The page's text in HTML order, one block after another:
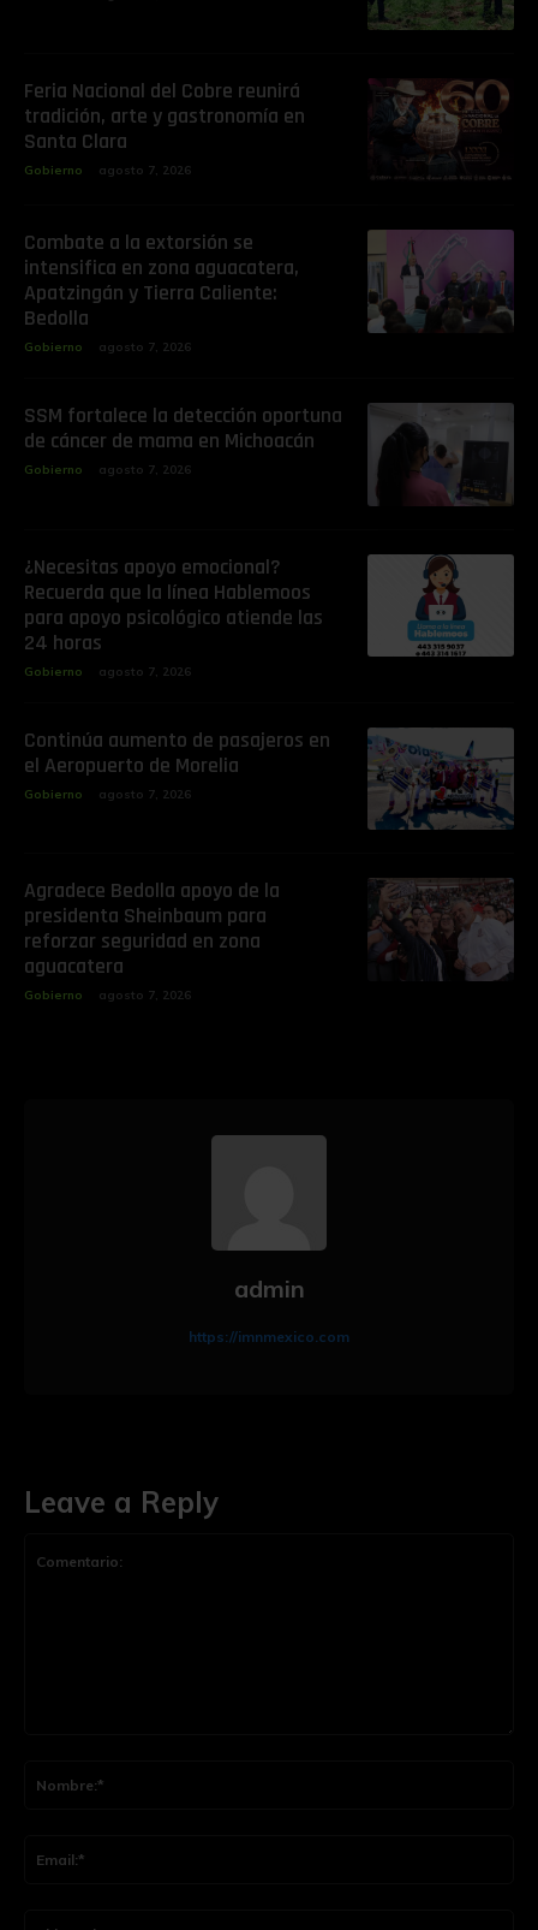
Feria Nacional del Cobre reunirá
tradición, arte y gastronomía en
Santa Clara
Gobierno agosto 7, 2026
Combate a la extorsión se
intensifica en zona aguacatera,
Apatzingán y Tierra Caliente:
Bedolla
Gobierno agosto 7, 2026
SSM fortalece la detección oportuna
de cáncer de mama en Michoacán
Gobierno agosto 7, 2026
¿Necesitas apoyo emocional?
Recuerda que la línea Hablemoos
para apoyo psicológico atiende las
24 horas
Gobierno agosto 7, 2026
Continúa aumento de pasajeros en
el Aeropuerto de Morelia
Gobierno agosto 7, 2026
Agradece Bedolla apoyo de la
presidenta Sheinbaum para
reforzar seguridad en zona
aguacatera
Gobierno agosto 7, 2026
Leave a Reply
admin
https://imnmexico.com